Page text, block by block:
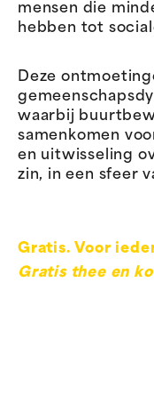
mensen die
hebben tot
Deze
waarbij
samenkomen
en uitwisseling
zin, in een sfeer
Gratis. Voor
Gratis thee en